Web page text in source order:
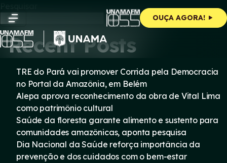
content
OUÇA AGORA!
Pesquisar
Pesquisar
Recent Posts
TRE do Pará vai promover Corrida pela Democracia
no Portal da Amazônia, em Belém
Alepa aprova reconhecimento da obra de Vital Lima
como patrimônio cultural
Saúde da floresta garante alimento e sustento para
comunidades amazônicas, aponta pesquisa
Dia Nacional da Saúde reforça importância da
prevenção e dos cuidados com o bem-estar